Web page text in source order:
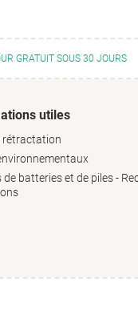
GRATUIT SOUS 30 JOURS
utiles
rétractation
de batteries et de piles -